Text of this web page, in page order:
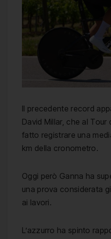
Il precedente record
David Millar, che al
fatto registrare una
km della cronometro.
Oggi però Ganna ha
una prova considerata
ai lavori.
L’azzurro ha spinto